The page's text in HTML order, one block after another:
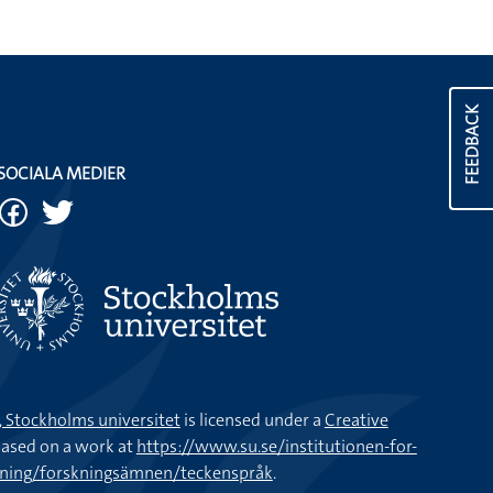
FEEDBACK
MEDIER
universitetis licensed under aCreative
on a work athttps://www.su.se/institutionen-for-
forskningsämnen/teckenspråk.